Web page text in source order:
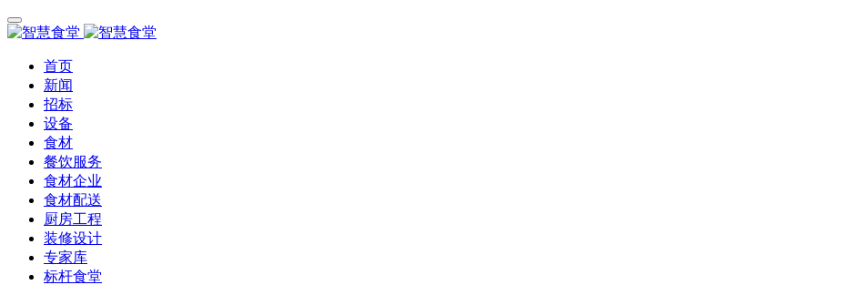
首页
新闻
招标
设备
食材
餐饮服务
食材企业
食材配送
厨房工程
装修设计
专家库
标杆食堂